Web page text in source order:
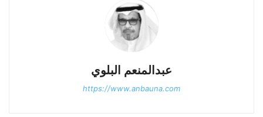
عبدالمنعم البلوي
https://www.anbauna.com